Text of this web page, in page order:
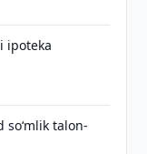
ipoteka
talon-